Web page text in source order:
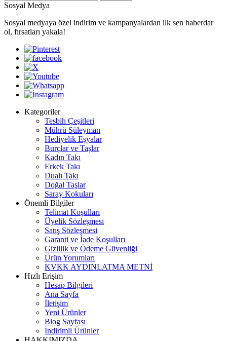
Sosyal Medya
Sosyal medyaya özel indirim ve kampanyalardan ilk sen haberdar
ol, fırsatları yakala!
Kategoriler
Tesbih Çeşitleri
Mührü Süleyman
Hediyelik Eşyalar
Burçlar ve Taşlar
Kadın Takı
Erkek Takı
Dualı Takı
Doğal Taşlar
Saray Kokuları
Önemli Bilgiler
Telimat Koşulları
Üyelik Sözleşmesi
Satış Sözleşmesi
Garanti ve İade Koşulları
Gizlilik ve Ödeme Güvenliği
Ürün Yorumları
KVKK AYDINLATMA METNİ
Hızlı Erişim
Hesap Bilgileri
Ana Sayfa
İletişim
Yeni Ürünler
Blog Sayfası
İndirimli Ürünler